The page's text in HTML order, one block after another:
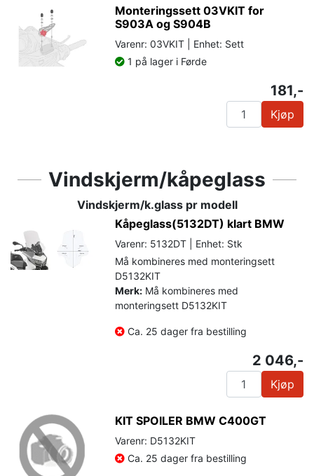
Monteringssett 03VKIT for
S903A og S904B
Varenr: 03VKIT | Enhet: Sett
1 på lager i Førde
181,-
Kjøp
Vindskjerm/kåpeglass
Vindskjerm/k.glass pr modell
Kåpeglass(5132DT) klart BMW
Varenr: 5132DT | Enhet: Stk
Må kombineres med monteringsett
D5132KIT
Merk: Må kombineres med
monteringsett D5132KIT
Ca. 25 dager fra bestilling
2 046,-
Kjøp
KIT SPOILER BMW C400GT
Varenr: D5132KIT
Ca. 25 dager fra bestilling